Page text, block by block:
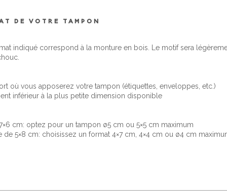
DE VOTRE TAMPON
indiqué correspond à la monture en bois. Le motif sera
où vous apposerez votre tampon (étiquettes, enveloppes, etc.)
inférieur à la plus petite dimension disponible
cm: optez pour un tampon ø5 cm ou 5×5 cm maximum
de 5×8 cm: choisissez un format 4×7 cm, 4×4 cm ou ø4 cm